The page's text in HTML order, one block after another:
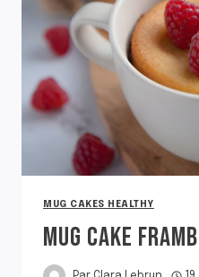
MUG CAKES HEALTHY
MUG CAKE